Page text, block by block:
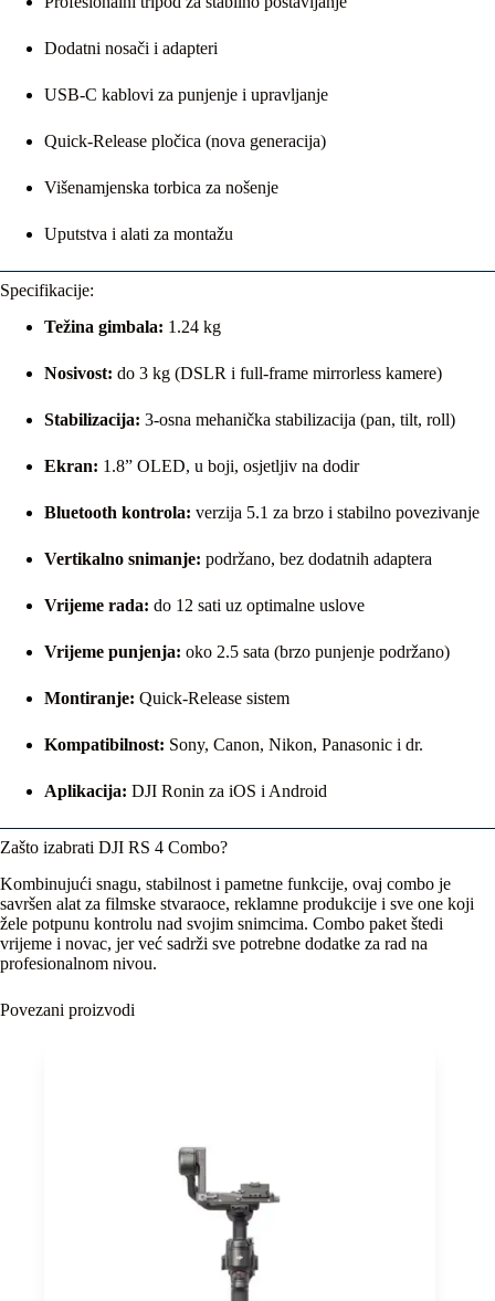
Dodatni nosači i adapteri
USB-C kablovi za punjenje i upravljanje
Quick-Release pločica (nova generacija)
Višenamjenska torbica za nošenje
Uputstva i alati za montažu
Specifikacije:
Težina gimbala: 1.24 kg
Nosivost: do 3 kg (DSLR i full-frame mirrorless kamere)
Stabilizacija: 3-osna mehanička stabilizacija (pan, tilt, roll)
Ekran: 1.8” OLED, u boji, osjetljiv na dodir
Bluetooth kontrola: verzija 5.1 za brzo i stabilno povezivanje
Vertikalno snimanje: podržano, bez dodatnih adaptera
Vrijeme rada: do 12 sati uz optimalne uslove
Vrijeme punjenja: oko 2.5 sata (brzo punjenje podržano)
Montiranje: Quick-Release sistem
Kompatibilnost: Sony, Canon, Nikon, Panasonic i dr.
Aplikacija: DJI Ronin za iOS i Android
Zašto izabrati DJI RS 4 Combo?
Kombinujući snagu, stabilnost i pametne funkcije, ovaj combo je
savršen alat za filmske stvaraoce, reklamne produkcije i sve one koji
žele potpunu kontrolu nad svojim snimcima. Combo paket štedi
vrijeme i novac, jer već sadrži sve potrebne dodatke za rad na
profesionalnom nivou.
Povezani proizvodi